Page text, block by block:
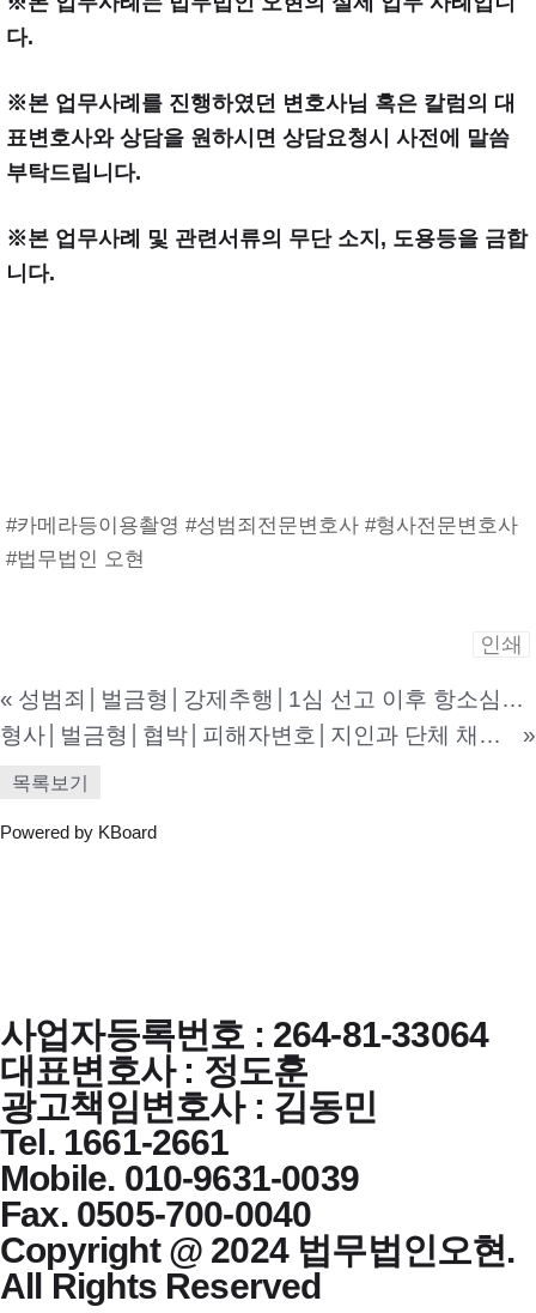
다.
※본 업무사례를 진행하였던 변호사님 혹은 칼럼의 대
표변호사와 상담을 원하시면 상담요청시 사전에 말씀
부탁드립니다.
※본 업무사례 및 관련서류의 무단 소지, 도용등을 금합
니다.
#카메라등이용촬영 #성범죄전문변호사 #형사전문변호사
#법무법인 오현
인쇄
«
성범죄│벌금형│강제추행│1심 선고 이후 항소심을 위해 본 법인에 의뢰해주신 사건
형사│벌금형│협박│피해자변호│지인과 단체 채팅방에서 사적인 문제와 관련된 이야기가 오가며 SNS에서 모욕적인 댓글과 협박을 당하여 본 법인을 선임하신 사건
»
목록보기
Powered by KBoard
사업자등록번호 : 264-81-33064
대표변호사 : 정도훈
광고책임변호사 : 김동민
Tel. 1661-2661
Mobile. 010-9631-0039
Fax. 0505-700-0040
Copyright @ 2024 법무법인오현.
All Rights Reserved